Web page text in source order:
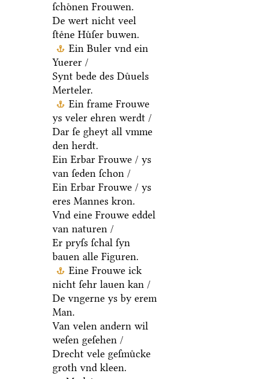
ſchoͤnen Frouwen.
De wert nicht veel
ſteͤne Huͤſer buwen.
Ein Buler vnd ein
Yuerer /
Synt bede des Duͤuels
Merteler.
Ein frame Frouwe
ys veler ehren werdt /
Dar ſe gheyt all vmme
den herdt.
Ein Erbar Frouwe / ys
van ſeden ſchon /
Ein Erbar Frouwe / ys
eres Mannes kron.
Vnd eine Frouwe eddel
van naturen /
Er pryſs ſchal ſyn
bauen alle Figuren.
Eine Frouwe ick
nicht ſehr lauen kan /
De vngerne ys by erem
Man.
Van velen andern wil
weſen geſehen /
Drecht vele geſmuͤcke
groth vnd kleen.